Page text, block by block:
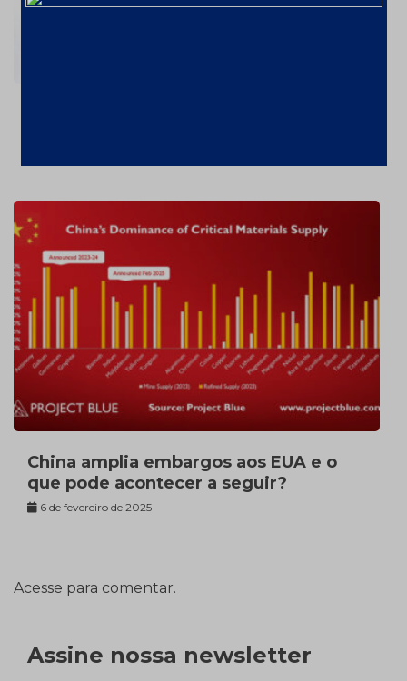
China amplia embargos aos EUA e o
que pode acontecer a seguir?
6 de fevereiro de 2025
Acesse para comentar.
Assine nossa newsletter